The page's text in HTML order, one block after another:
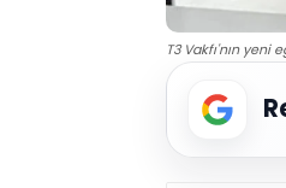
T3 Vakfı'nın